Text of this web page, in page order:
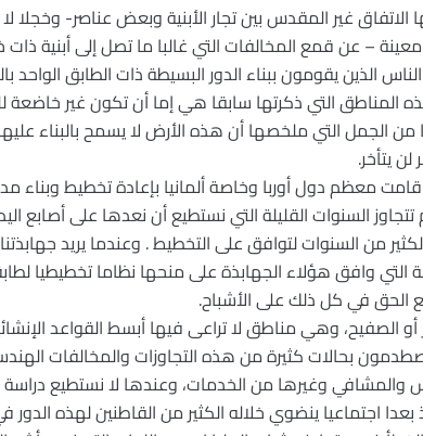
الاتفاق غير المقدس بين تجار الأبنية وبعض عناصر-
– عن قمع المخالفات التي غالبا ما تصل إلى أبنية
الذين يقومون ببناء الدور البسيطة ذات الطابق الواحد
التي ذكرتها سابقا هي إما أن تكون غير خاضعة
الجمل التي ملخصها أن هذه الأرض لا يسمح بالبناء
يتأخر.
معظم دول أوربا وخاصة ألمانيا بإعادة تخطيط وبناء
السنوات القليلة التي نستطيع أن نعدها على أصابع اليد
من السنوات لتوافق على التخطيط . وعندما يريد
وافق هؤلاء الجهابذة على منحها نظاما تخطيطيا
الحق في كل ذلك على الأشباح.
وهي مناطق لا تراعى فيها أبسط القواعد
بحالات كثيرة من هذه التجاوزات والمخالفات
والمشافي وغيرها من الخدمات، وعندها لا نستطيع دراسة
بعدا اجتماعيا ينضوي خلاله الكثير من القاطنين لهذه